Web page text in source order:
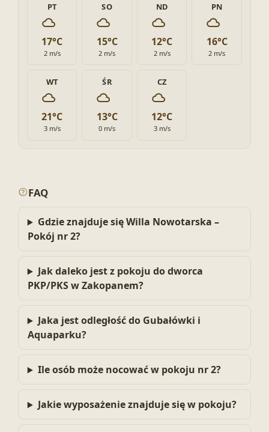
PT
17°C
2 m/s
SO
15°C
2 m/s
ND
12°C
2 m/s
PN
16°C
2 m/s
WT
21°C
3 m/s
ŚR
13°C
0 m/s
CZ
12°C
3 m/s
FAQ
Gdzie znajduje się Willa Nowotarska –
Pokój nr 2?
Jak daleko jest z pokoju do dworca
PKP/PKS w Zakopanem?
Jaka jest odległość do Gubałówki i
Aquaparku?
Ile osób może nocować w pokoju nr 2?
Jakie wyposażenie znajduje się w pokoju?